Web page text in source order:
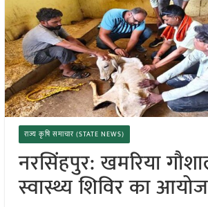
राज्य कृषि समाचार (STATE NEWS)
नरसिंहपुर: खमरिया
स्वास्थ्य शिविर का